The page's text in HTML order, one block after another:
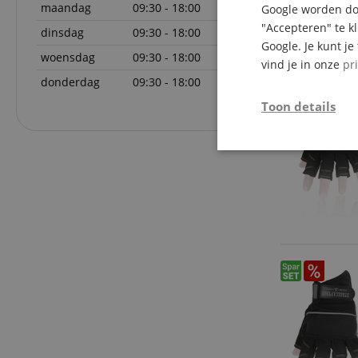
maandag
09:30 - 18:00
dinsdag
09:30 - 18:00
woensdag
09:30 - 18:00
donderdag
09:30 - 18:00
Google worden
"Accepteren" te
Google. Je kunt
vind je in onze
Toon details
Strikt
noodzakelijk
Strikt
Zonder strikt
Naam